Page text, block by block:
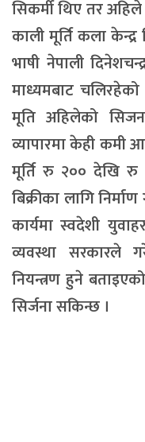
सिकर्मी थिए तर
काली मूर्ति कला केन्द्र
भाषी नेपाली
माध्यमबाट
मूति अहिलेको
व्यापारमा केही कमी
मूर्ति रु २०० देखि रु
बिक्रीका लागि
कार्यमा स्वदेशी
व्यवस्था सरकारले
नियन्त्रण हुने
सिर्जना सकिन्छ ।